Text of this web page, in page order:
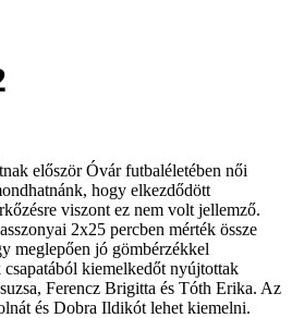
először Óvár futbaléletében női
hogy elkezdődött
viszont ez nem volt jellemző.
2x25 percben mérték össze
meglepően jó gömbérzékkel
kiemelkedőt nyújtottak
Ferencz Brigitta és Tóth Erika. Az
és Dobra Ildikót lehet kiemelni.